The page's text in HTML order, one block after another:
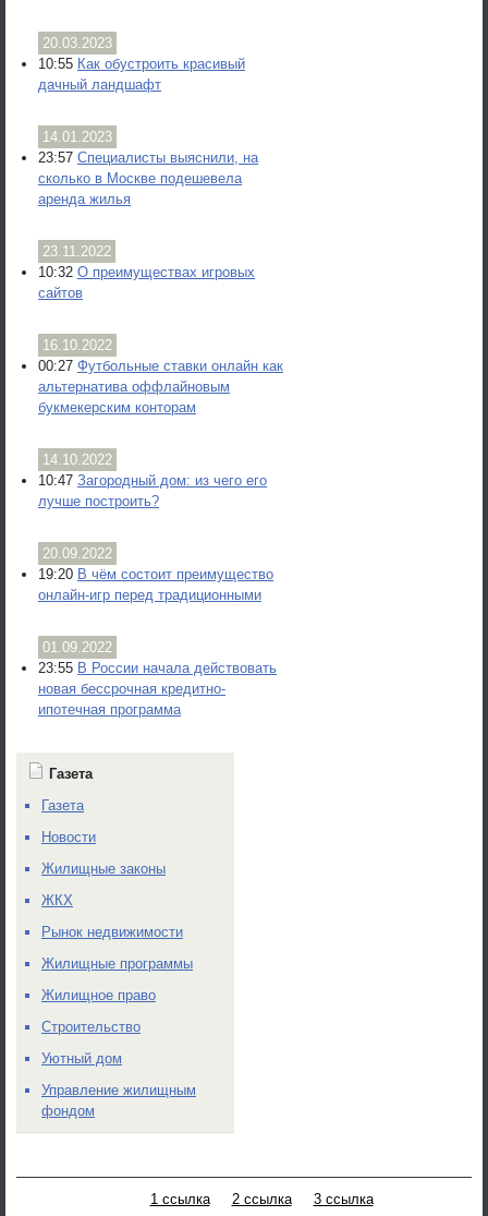
20.03.2023
10:55 Как обустроить красивый
дачный ландшафт
14.01.2023
23:57 Специалисты выяснили, на
сколько в Москве подешевела
аренда жилья
23.11.2022
10:32 О преимуществах игровых
сайтов
16.10.2022
00:27 Футбольные ставки онлайн как
альтернатива оффлайновым
букмекерским конторам
14.10.2022
10:47 Загородный дом: из чего его
лучше построить?
20.09.2022
19:20 В чём состоит преимущество
онлайн-игр перед традиционными
01.09.2022
23:55 В России начала действовать
новая бессрочная кредитно-
ипотечная программа
Газета
Газета
Новости
Жилищные законы
ЖКХ
Рынок недвижимости
Жилищные программы
Жилищное право
Строительство
Уютный дом
Управление жилищным
фондом
1 ссылка 2 ссылка 3 ссылка